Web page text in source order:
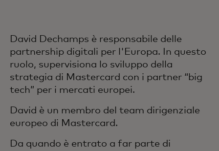
David Dechamps è responsabile delle
partnership digitali per l'Europa. In questo
ruolo, supervisiona lo sviluppo della
strategia di Mastercard con i partner “big
tech” per i mercati europei.
David è un membro del team dirigenziale
europeo di Mastercard.
Da quando è entrato a far parte di